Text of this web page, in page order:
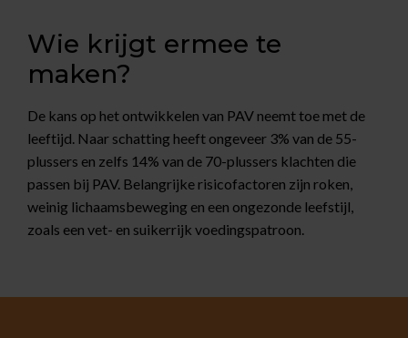
Wie krijgt ermee te
maken?
De kans op het ontwikkelen van PAV neemt toe met de
leeftijd. Naar schatting heeft ongeveer 3% van de 55-
plussers en zelfs 14% van de 70-plussers klachten die
passen bij PAV. Belangrijke risicofactoren zijn roken,
weinig lichaamsbeweging en een ongezonde leefstijl,
zoals een vet- en suikerrijk voedingspatroon.